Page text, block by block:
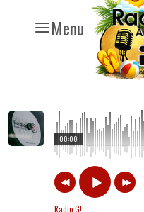
Menu
00:00
Radio G!